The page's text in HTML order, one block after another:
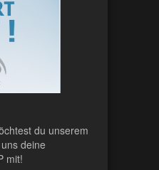
du unserem
deine
mit!